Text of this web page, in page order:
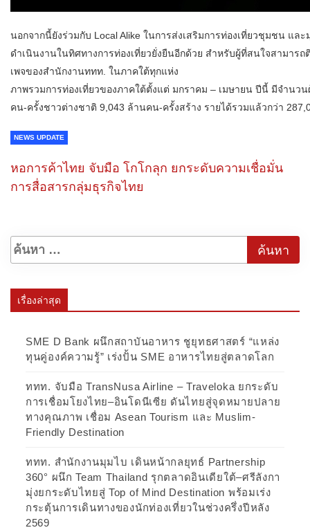
นอกจากนี้ยังร่วมกับ Local Alike ในการส่งเสริมการท่องเที่ยวชุมชน แล
ดำเนินงานในทิศทางการท่องเที่ยวยั่งยืนอีกด้วย สำหรับผู้ที่สนใจสามาร
เพจของสำนักงานททท. ในภาคใต้ทุกแห่ง
ภาพรวมการท่องเที่ยวของภาคใต้ตั้งแต่ มกราคม – เมษายน ปีนี้ มีจำนว
คน-ครั้งชาวต่างชาติ 9,043 ล้านคน-ครั้งสร้าง รายได้รวมแล้วกว่า
NEWS UPDATE
หอการค้าไทย จับมือ โกโกลุก ยกระดับความเชื่อมั่น
การสื่อสารกลุ่มธุรกิจไทย
เรื่องล่าสุด
SME D Bank ผนึกสถาบันอาหาร ชูยุทธศาสตร์ “แหล่ง
ทุนคู่องค์ความรู้” เร่งปั้น SME อาหารไทยสู่ตลาดโลก
ททท. จับมือ TransNusa Airline – Traveloka ยกระดับ
การเชื่อมโยงไทย–อินโดนีเซีย ดันไทยสู่จุดหมายปลาย
ทางคุณภาพ เชื่อม Asean Tourism และ Muslim-
Friendly Destination
ททท. สำนักงานมุมไบ เดินหน้ากลยุทธ์ Partnership
360° ผนึก Team Thailand รุกตลาดอินเดียใต้–ศรีลังกา
มุ่งยกระดับไทยสู่ Top of Mind Destination พร้อมเร่ง
กระตุ้นการเดินทางของนักท่องเที่ยวในช่วงครึ่งปีหลัง
2569